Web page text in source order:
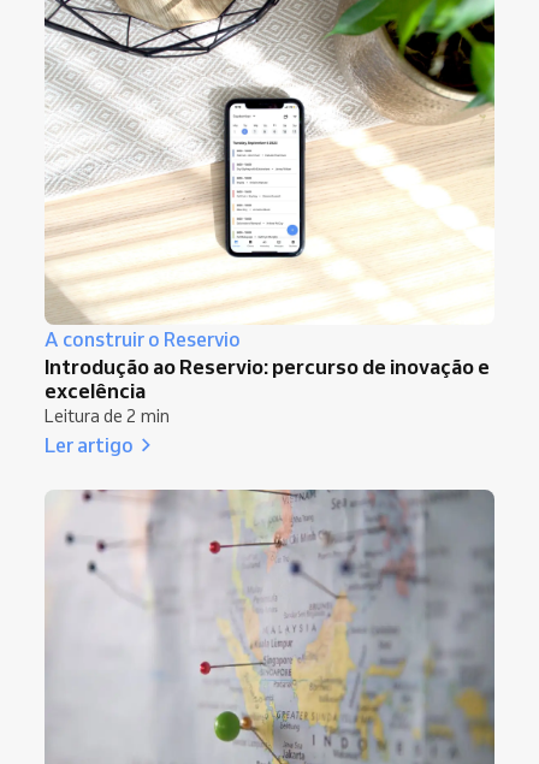
A construir o Reservio
Introdução ao Reservio: percurso de inovação e
excelência
Leitura de 2 min
Ler artigo